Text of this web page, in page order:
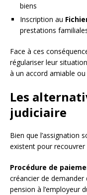
biens
Inscription au
prestations
Face à ces
régulariser leur
à un accord amiable
Les
judiciaire
Bien que l’assignation
existent pour
Procédure de
créancier de
pension à l’employeur